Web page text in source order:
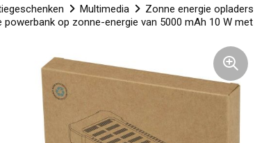
Multimedia
Zonne energie opladers
powerbank op zonne-energie van 5000 mAh 10 W